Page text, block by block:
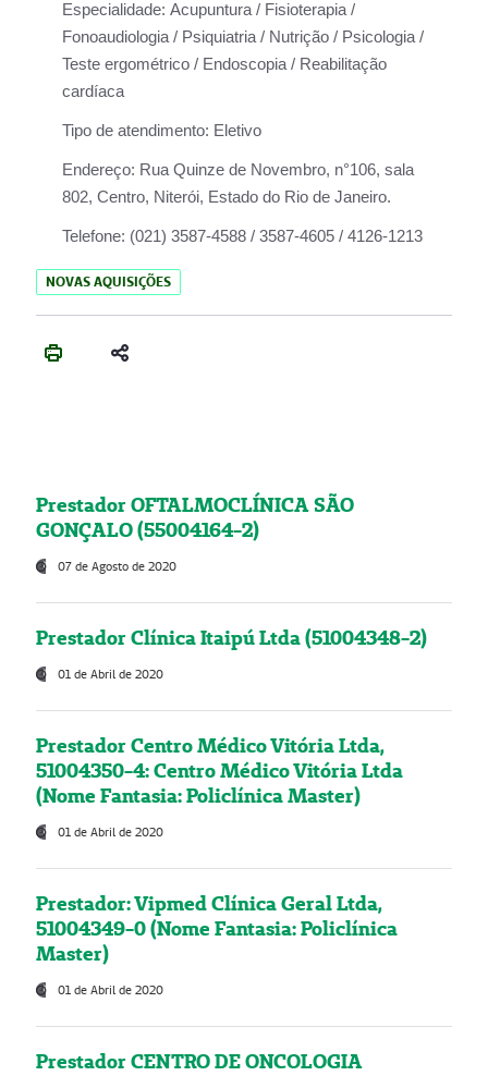
Especialidade: Acupuntura / Fisioterapia /
Fonoaudiologia / Psiquiatria / Nutrição / Psicologia /
Teste ergométrico / Endoscopia / Reabilitação
cardíaca
Tipo de atendimento: Eletivo
Endereço: Rua Quinze de Novembro, n°106, sala
802, Centro, Niterói, Estado do Rio de Janeiro.
Telefone: (021) 3587-4588 / 3587-4605 / 4126-1213
NOVAS AQUISIÇÕES
Prestador OFTALMOCLÍNICA SÃO
GONÇALO (55004164-2)
07 de Agosto de 2020
Prestador Clínica Itaipú Ltda (51004348-2)
01 de Abril de 2020
Prestador Centro Médico Vitória Ltda,
51004350-4: Centro Médico Vitória Ltda
(Nome Fantasia: Policlínica Master)
01 de Abril de 2020
Prestador: Vipmed Clínica Geral Ltda,
51004349-0 (Nome Fantasia: Policlínica
Master)
01 de Abril de 2020
Prestador CENTRO DE ONCOLOGIA